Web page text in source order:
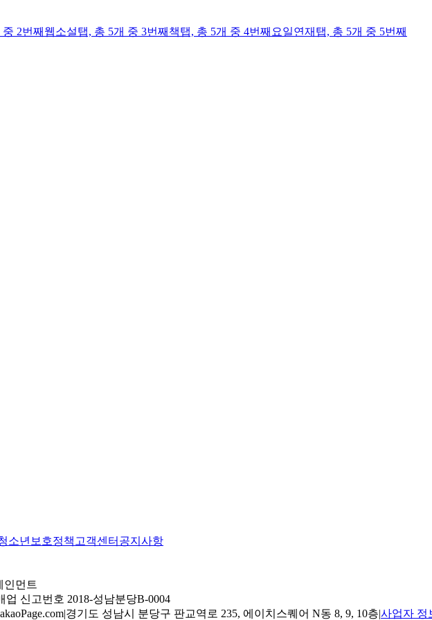
중 2번째 웹소설탭, 총 5개 중 3번째 책탭, 총 5개 중 4번째 요일연재 탭, 총 5개 중 5번째
소년보호정책 고객센터 공지사항
인먼트
업 신고번호 2018-성남분당B-0004
|경기도 성남시 분당구 판교역로 235, 에이치스퀘어 N동 8, 9, 10층|사업자 정